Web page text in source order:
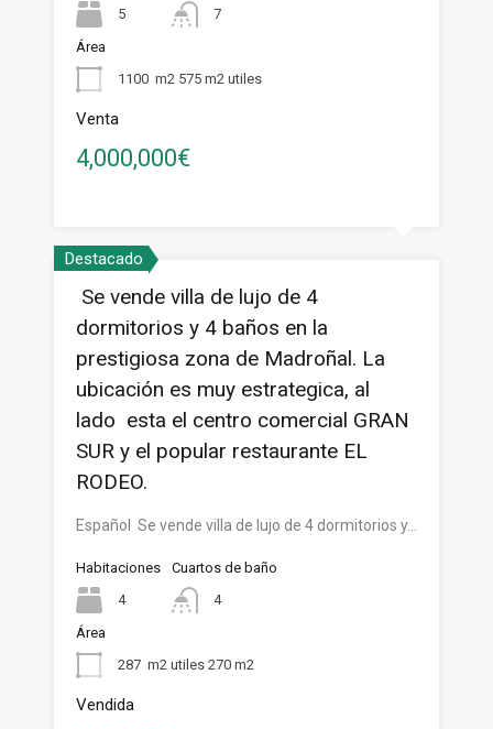
5
7
Área
1100 m2 575 m2 utiles
Venta
4,000,000€
Destacado
Se vende villa de lujo de 4
dormitorios y 4 baños en la
prestigiosa zona de Madroñal. La
ubicación es muy estrategica, al
lado esta el centro comercial GRAN
SUR y el popular restaurante EL
RODEO.
Español Se vende villa de lujo de 4 dormitorios y…
Habitaciones
4
Cuartos de baño
4
Área
287 m2 utiles 270 m2
Vendida